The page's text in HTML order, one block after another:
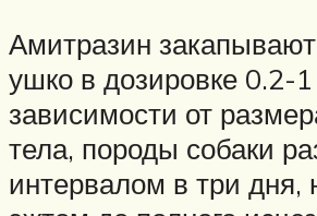
Амитразин
ушко в дозировке 0.2-
зависимости от
тела, породы собаки
интервалом в три дня,